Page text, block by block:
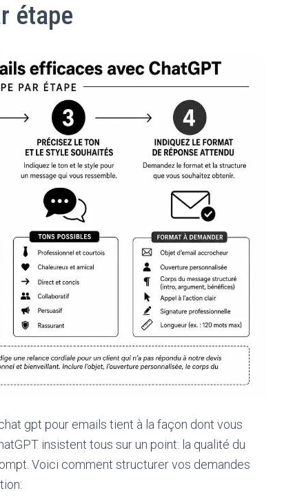
étape
gpt pour emails tient à la façon dont vous
insistent tous sur un point: la qualité du
Voici comment structurer vos demandes